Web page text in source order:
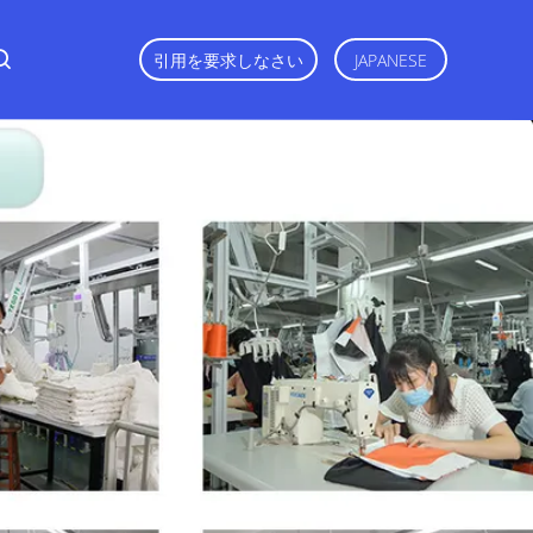
引用を要求しなさい JAPANESE